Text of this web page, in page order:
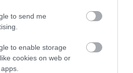
to send me
to enable storage
cookies on web or
az MVM új